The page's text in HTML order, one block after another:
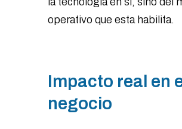
operativo que esta habilita.
Impacto real en
negocio